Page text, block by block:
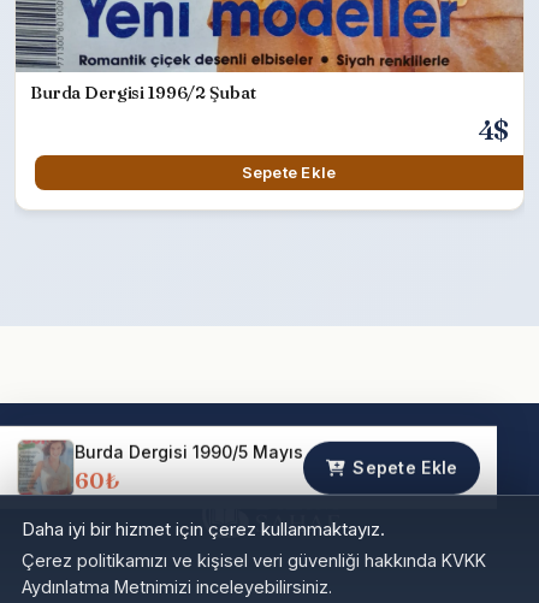
Burda Dergisi 1996/2 Şubat
4$
Sepete Ekle
Burda Dergisi 1990/5 Mayıs
60₺ Sepete Ekle
Daha iyi bir hizmet için çerez kullanmaktayız.
Çerez politikamızı ve kişisel veri güvenliği hakkında KVKK
Aydınlatma Metnimizi inceleyebilirsiniz.